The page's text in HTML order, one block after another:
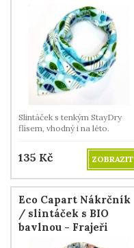
Slintáček s tenkým StayDry
flísem, vhodný i na léto.
135 Kč ZOBRAZIT
Eco Capart Nákrčník
/ slintáček s BIO
bavlnou - Frajeři